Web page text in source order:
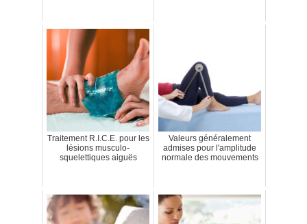
Traitement R.I.C.E. pour les
lésions musculo-
squelettiques aiguës
Valeurs généralement
admises pour l'amplitude
normale des mouvements